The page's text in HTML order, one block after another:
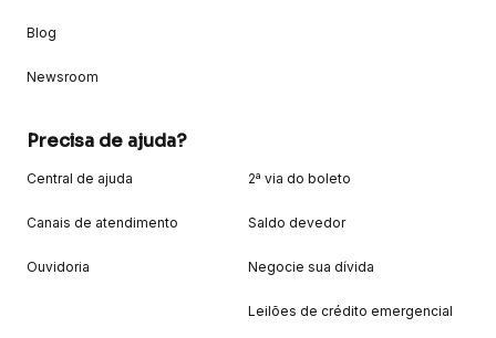
Blog
Newsroom
Precisa de ajuda?
Central de ajuda
Canais de atendimento
Ouvidoria
2ª via do boleto
Saldo devedor
Negocie sua dívida
Leilões de crédito emergencial